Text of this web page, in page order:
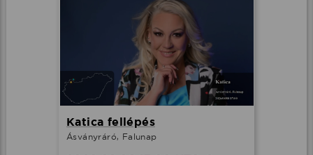
Katica fellépés
Ásványráró, Falunap